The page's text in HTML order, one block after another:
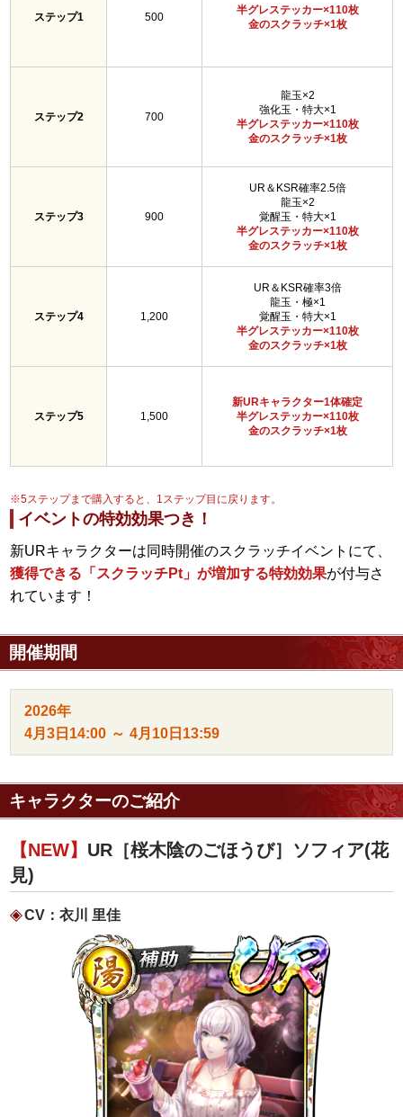
ステップ1 500
半グレステッカー×110枚
金のスクラッチ×1枚
ステップ2 700
龍玉×2
強化玉・特大×1
半グレステッカー×110枚
金のスクラッチ×1枚
ステップ3 900
UR＆KSR確率2.5倍
龍玉×2
覚醒玉・特大×1
半グレステッカー×110枚
金のスクラッチ×1枚
ステップ4 1,200
UR＆KSR確率3倍
龍玉・極×1
覚醒玉・特大×1
半グレステッカー×110枚
金のスクラッチ×1枚
ステップ5 1,500
新URキャラクター1体確定
半グレステッカー×110枚
金のスクラッチ×1枚
※5ステップまで購入すると、1ステップ目に戻ります。
イベントの特効効果つき！
新URキャラクターは同時開催のスクラッチイベントにて、
獲得できる「スクラッチPt」が増加する特効効果が付与さ
れています！
開催期間
2026年
4月3日 14:00 ～ 4月10日 13:59
キャラクターのご紹介
【NEW】 UR［桜木陰のごほうび］ソフィア(花
見)
CV：衣川 里佳